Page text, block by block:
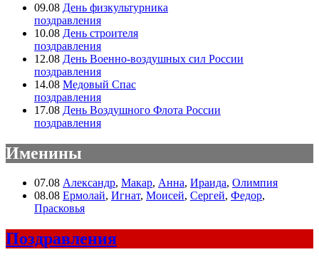
09.08 День физкультурника
поздравления
10.08 День строителя
поздравления
12.08 День Военно-воздушных сил России
поздравления
14.08 Медовый Спас
поздравления
17.08 День Воздушного Флота России
поздравления
Именины
07.08 Александр, Макар, Анна, Ираида, Олимпия
08.08 Ермолай, Игнат, Моисей, Сергей, Федор,
Прасковья
Поздравления